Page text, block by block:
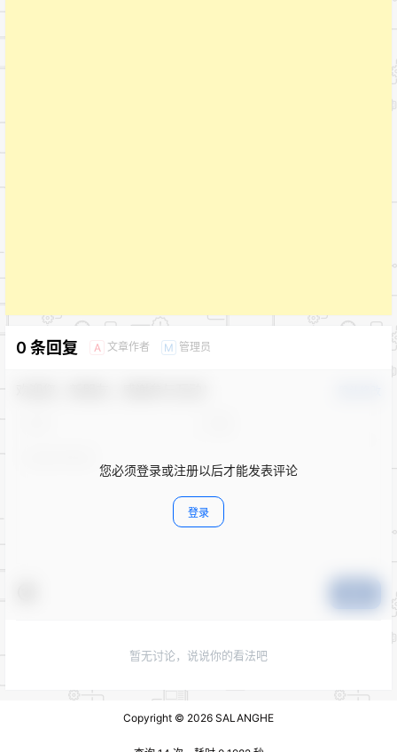
0 条回复 A 文章作者 M 管理员
您必须登录或注册以后才能发表评论
登录
暂无讨论，说说你的看法吧
Copyright © 2026 SALANGHE